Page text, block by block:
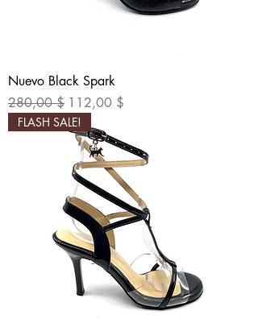
Nuevo Black Spark
Обычная цена
280,00 $ Цена со скидкой
112,00 $
FLASH SALE!